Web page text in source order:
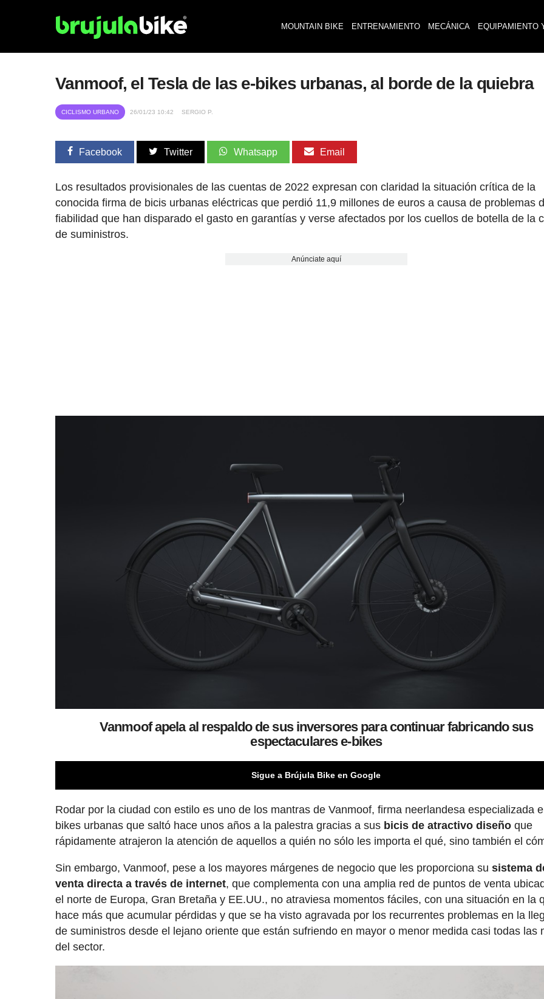
MOUNTAIN BIKE ENTRENAMIENTO MECÁNICA EQUIPAMIENTO
Vanmoof, el Tesla de las e-bikes urbanas, al borde de la quiebra
CICLISMO URBANO 26/01/23 10:42 SERGIO P.
Facebook Twitter Whatsapp Email
Los resultados provisionales de las cuentas de 2022 expresan con claridad la situación crítica de la
conocida firma de bicis urbanas eléctricas que perdió 11,9 millones de euros a causa de problemas
fiabilidad que han disparado el gasto en garantías y verse afectados por los cuellos de botella de la
de suministros.
Anúnciate aquí
Vanmoof apela al respaldo de sus inversores para continuar fabricando sus
espectaculares e-bikes
Sigue a Brújula Bike en Google
Rodar por la ciudad con estilo es uno de los mantras de Vanmoof, firma neerlandesa especializada
bikes urbanas que saltó hace unos años a la palestra gracias a sus bicis de atractivo diseño que
rápidamente atrajeron la atención de aquellos a quién no sólo les importa el qué, sino también el
Sin embargo, Vanmoof, pese a los mayores márgenes de negocio que les proporciona susistema
venta directa a través de internet, que complementa con una amplia red de puntos de venta
el norte de Europa, Gran Bretaña y EE.UU., no atraviesa momentos fáciles, con una situación en la
hace más que acumular pérdidas y que se ha visto agravada por los recurrentes problemas en la
de suministros desde el lejano oriente que están sufriendo en mayor o menor medida casi todas las
del sector.